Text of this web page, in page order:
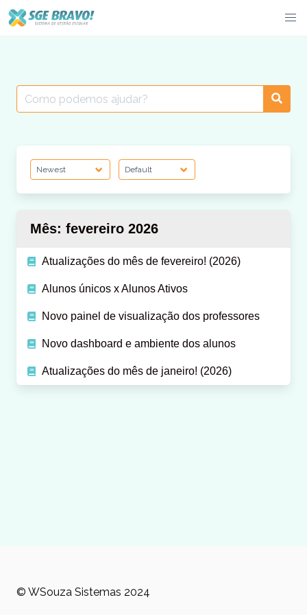
Search
for:
Mês: fevereiro 2026
Atualizações do mês de fevereiro! (2026)
Alunos únicos x Alunos Ativos
Novo painel de visualização dos professores
Novo dashboard e ambiente dos alunos
Atualizações do mês de janeiro! (2026)
© WSouza Sistemas 2024